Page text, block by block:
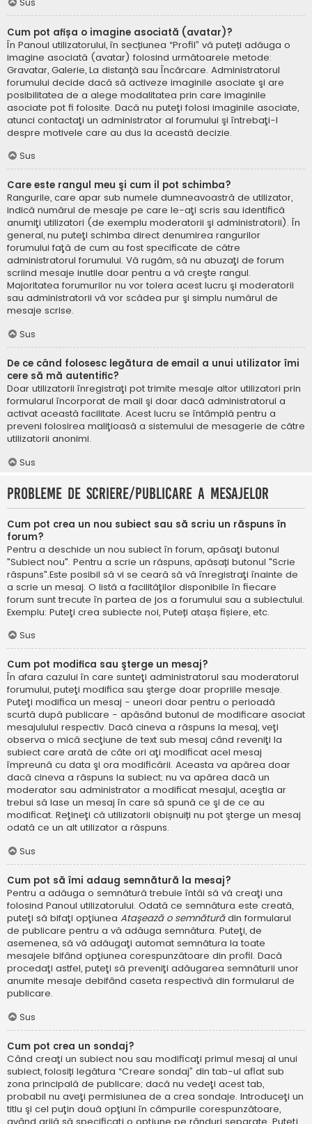
Sus
Cum pot afișa o imagine asociată (avatar)?
În Panoul utilizatorului, în secțiunea “Profil” vă puteți adăuga o
imagine asociată (avatar) folosind următoarele metode:
Gravatar, Galerie, La distanță sau Încărcare. Administratorul
forumului decide dacă să activeze imaginile asociate şi are
posibilitatea de a alege modalitatea prin care imaginile
asociate pot fi folosite. Dacă nu puteţi folosi imaginile asociate,
atunci contactaţi un administrator al forumului şi întrebaţi-l
despre motivele care au dus la această decizie.
Sus
Care este rangul meu şi cum il pot schimba?
Rangurile, care apar sub numele dumneavoastră de utilizator,
indică numărul de mesaje pe care le-aţi scris sau identifică
anumiţi utilizatori (de exemplu moderatorii şi administratorii). În
general, nu puteţi schimba direct denumirea rangurilor
forumului faţă de cum au fost specificate de către
administratorul forumului. Vă rugăm, să nu abuzaţi de forum
scriind mesaje inutile doar pentru a vă creşte rangul.
Majoritatea forumurilor nu vor tolera acest lucru şi moderatorii
sau administratorii vă vor scădea pur şi simplu numărul de
mesaje scrise.
Sus
De ce când folosesc legătura de email a unui utilizator îmi
cere să mă autentific?
Doar utilizatorii înregistraţi pot trimite mesaje altor utilizatori prin
formularul încorporat de mail şi doar dacă administratorul a
activat această facilitate. Acest lucru se întâmplă pentru a
preveni folosirea maliţioasă a sistemului de mesagerie de către
utilizatorii anonimi.
Sus
Probleme de scriere/publicare a mesajelor
Cum pot crea un nou subiect sau să scriu un răspuns în
forum?
Pentru a deschide un nou subiect în forum, apăsaţi butonul
"Subiect nou". Pentru a scrie un răspuns, apăsați butonul "Scrie
răspuns".Este posibil să vi se ceară să vă înregistraţi înainte de
a scrie un mesaj. O listă a facilităţilor disponibile în fiecare
forum sunt trecute în partea de jos a forumului sau a subiectului.
Exemplu: Puteţi crea subiecte noi, Puteți atașa fișiere, etc.
Sus
Cum pot modifica sau şterge un mesaj?
În afara cazului în care sunteţi administratorul sau moderatorul
forumului, puteţi modifica sau şterge doar propriile mesaje.
Puteţi modifica un mesaj - uneori doar pentru o perioadă
scurtă după publicare - apăsând butonul de modificare asociat
mesajulului respectiv. Dacă cineva a răspuns la mesaj, veţi
observa o mică secţiune de text sub mesaj când reveniţi la
subiect care arată de câte ori aţi modificat acel mesaj
împreună cu data şi ora modificării. Aceasta va apărea doar
dacă cineva a răspuns la subiect; nu va apărea dacă un
moderator sau administrator a modificat mesajul, aceştia ar
trebui să lase un mesaj în care să spună ce şi de ce au
modificat. Reţineţi că utilizatorii obișnuiți nu pot şterge un mesaj
odată ce un alt utilizator a răspuns.
Sus
Cum pot să îmi adaug semnătură la mesaj?
Pentru a adăuga o semnătură trebuie întâi să vă creaţi una
folosind Panoul utilizatorului. Odată ce semnătura este creată,
puteţi să bifaţi opţiunea Ataşează o semnăturădin formularul
de publicare pentru a vă adăuga semnătura. Puteţi, de
asemenea, să vă adăugaţi automat semnătura la toate
mesajele bifând opţiunea corespunzătoare din profil. Dacă
procedaţi astfel, puteţi să preveniţi adăugarea semnăturii unor
anumite mesaje debifând caseta respectivă din formularul de
publicare.
Sus
Cum pot crea un sondaj?
Când creaţi un subiect nou sau modificaţi primul mesaj al unui
subiect, folosiți legătura “Creare sondaj” din tab-ul aflat sub
zona principală de publicare; dacă nu vedeţi acest tab,
probabil nu aveţi permisiunea de a crea sondaje. Introduceţi un
titlu şi cel puţin două opţiuni în câmpurile corespunzătoare,